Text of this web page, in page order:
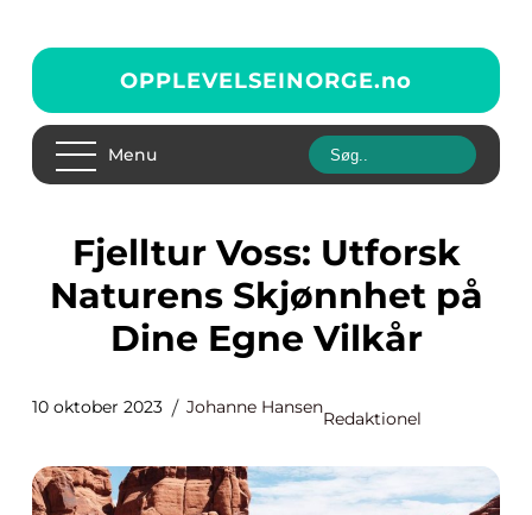
OPPLEVELSEINORGE.no
Menu
Fjelltur Voss: Utforsk
Naturens Skjønnhet på
Dine Egne Vilkår
10 oktober 2023 Johanne Hansen
Redaktionel